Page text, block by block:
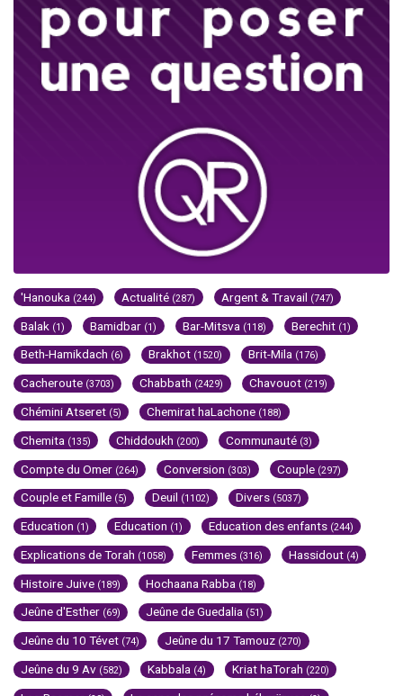
'Hanouka (244) Actualité (287) Argent & Travail (747)
Balak (1) Bamidbar (1) Bar-Mitsva (118) Berechit (1)
Beth-Hamikdach (6) Brakhot (1520) Brit-Mila (176)
Cacheroute (3703) Chabbath (2429) Chavouot (219)
Chémini Atseret (5) Chemirat haLachone (188)
Chemita (135) Chiddoukh (200) Communauté (3)
Compte du Omer (264) Conversion (303) Couple (297)
Couple et Famille (5) Deuil (1102) Divers (5037)
Education (1) Education (1) Education des enfants (244)
Explications de Torah (1058) Femmes (316) Hassidout (4)
Histoire Juive (189) Hochaana Rabba (18)
Jeûne d'Esther (69) Jeûne de Guedalia (51)
Jeûne du 10 Tévet (74) Jeûne du 17 Tamouz (270)
Jeûne du 9 Av (582) Kabbala (4) Kriat haTorah (220)